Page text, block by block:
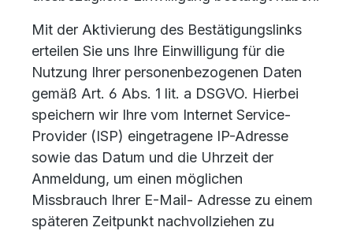
Mit der Aktivierung des Bestätigungslinks
erteilen Sie uns Ihre Einwilligung für die
Nutzung Ihrer personenbezogenen Daten
gemäß Art. 6 Abs. 1 lit. a DSGVO. Hierbei
speichern wir Ihre vom Internet Service-
Provider (ISP) eingetragene IP-Adresse
sowie das Datum und die Uhrzeit der
Anmeldung, um einen möglichen
Missbrauch Ihrer E-Mail- Adresse zu einem
späteren Zeitpunkt nachvollziehen zu